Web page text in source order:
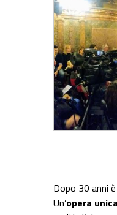
Dopo 30 anni
Un’opera